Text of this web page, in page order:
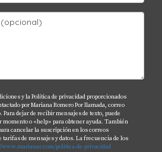
entenderse y resolverse
seguro que protege contra ciertas
con defectos en el title
y la Política de privacidad proporcionados
por Mariana Romero Por llamada, correo
dejar de recibir mensajes de texto, puede
o «help» para obtener ayuda. También
cancelar la suscripción en los correos
tarifas de mensajes y datos. La frecuencia de los
www.marianar.com/politica-de-privacidad